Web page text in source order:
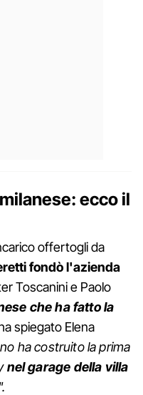
ecco il
offertogli da
fondò l'azienda
Toscanini e Paolo
che ha fatto la
spiegato Elena
ha costruito la prima
nel garage della villa